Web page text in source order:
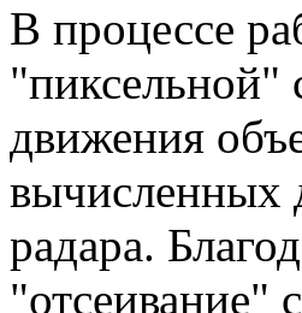
В процессе
"пиксельной"
движения
вычисленных
радара.
"отсеивание"